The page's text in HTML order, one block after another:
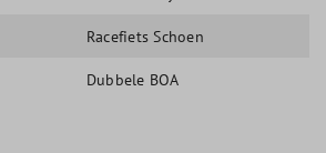
Racefiets Schoen
Dubbele BOA